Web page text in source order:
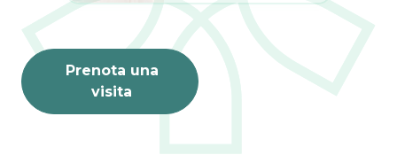
Prenota una
visita